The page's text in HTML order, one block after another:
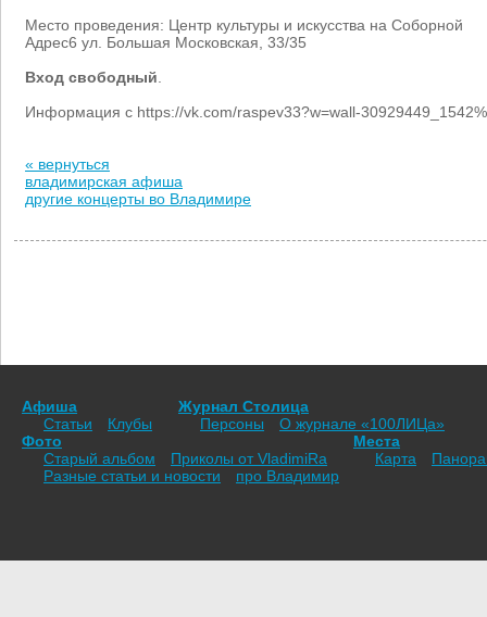
Место проведения: Центр культуры и искусства на Соборной
Адрес6 ул. Большая Московская, 33/35
Вход свободный
Информация с https://vk.com/raspev33?w=wall-
« вернуться
владимирская афиша
другие концерты во Владимире
Афиша
Статьи
Клубы
Журнал Столица
Персоны
О журнале «100ЛИЦа»
Фото
Старый альбом
Приколы от VladimiRа
Места
Карта
Разные статьи и новости
про Владимир